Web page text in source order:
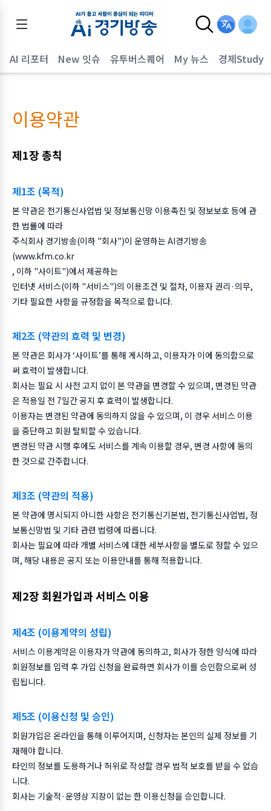
AI 리포터 New 잇슈 유투버스퀘어 My 뉴스 경제Study
이용약관
제1장 총칙
제1조 (목적)
본 약관은 전기통신사업법 및 정보통신망 이용촉진 및 정보보호 등에 관
한 법률에 따라
주식회사 경기방송(이하 "회사")이 운영하는 AI경기방송
(www.kfm.co.kr
, 이하 "사이트")에서 제공하는
인터넷 서비스(이하 "서비스")의 이용조건 및 절차, 이용자 권리·의무,
기타 필요한 사항을 규정함을 목적으로 합니다.
제2조 (약관의 효력 및 변경)
본 약관은 회사가 ‘사이트’를 통해 게시하고, 이용자가 이에 동의함으로
써 효력이 발생합니다.
회사는 필요 시 사전 고지 없이 본 약관을 변경할 수 있으며, 변경된 약관
은 적용일 전 7일간 공지 후 효력이 발생합니다.
이용자는 변경된 약관에 동의하지 않을 수 있으며, 이 경우 서비스 이용
을 중단하고 회원 탈퇴할 수 있습니다.
변경된 약관 시행 후에도 서비스를 계속 이용할 경우, 변경 사항에 동의
한 것으로 간주합니다.
제3조 (약관의 적용)
본 약관에 명시되지 아니한 사항은 전기통신기본법, 전기통신사업법, 정
보통신망법 및 기타 관련 법령에 따릅니다.
회사는 필요에 따라 개별 서비스에 대한 세부사항을 별도로 정할 수 있으
며, 해당 내용은 공지 또는 이용안내를 통해 적용합니다.
제2장 회원가입과 서비스 이용
제4조 (이용계약의 성립)
서비스 이용계약은 이용자가 약관에 동의하고, 회사가 정한 양식에 따라
회원정보를 입력 후 가입 신청을 완료하면 회사가 이를 승인함으로써 성
립됩니다.
제5조 (이용신청 및 승인)
회원가입은 온라인을 통해 이루어지며, 신청자는 본인의 실제 정보를 기
재해야 합니다.
타인의 정보를 도용하거나 허위로 작성할 경우 법적 보호를 받을 수 없습
니다.
회사는 기술적·운영상 지장이 없는 한 이용신청을 승인합니다.